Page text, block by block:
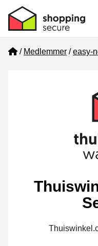
Home
Medlemmer easy-